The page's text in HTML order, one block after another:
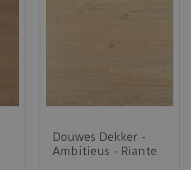
Douwes Dekker -
Ambitieus - Riante